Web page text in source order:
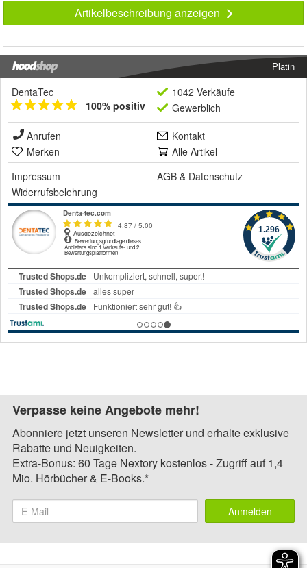
Artikelbeschreibung anzeigen
Platin
DentaTec
100% positiv
1042 Verkäufe
Gewerblich
Anrufen
Kontakt
Merken
Alle Artikel
Impressum
AGB & Datenschutz
Widerrufsbelehrung
Verpasse keine Angebote mehr!
Abonniere jetzt unseren Newsletter und erhalte exklusive
Rabatte und Neuigkeiten.
Extra-Bonus: 60 Tage Nextory kostenlos - Zugriff auf 1,4
Mio. Hörbücher & E-Books.*
Anmelden